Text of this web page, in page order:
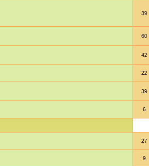
39
60
42
22
39
6
27
9